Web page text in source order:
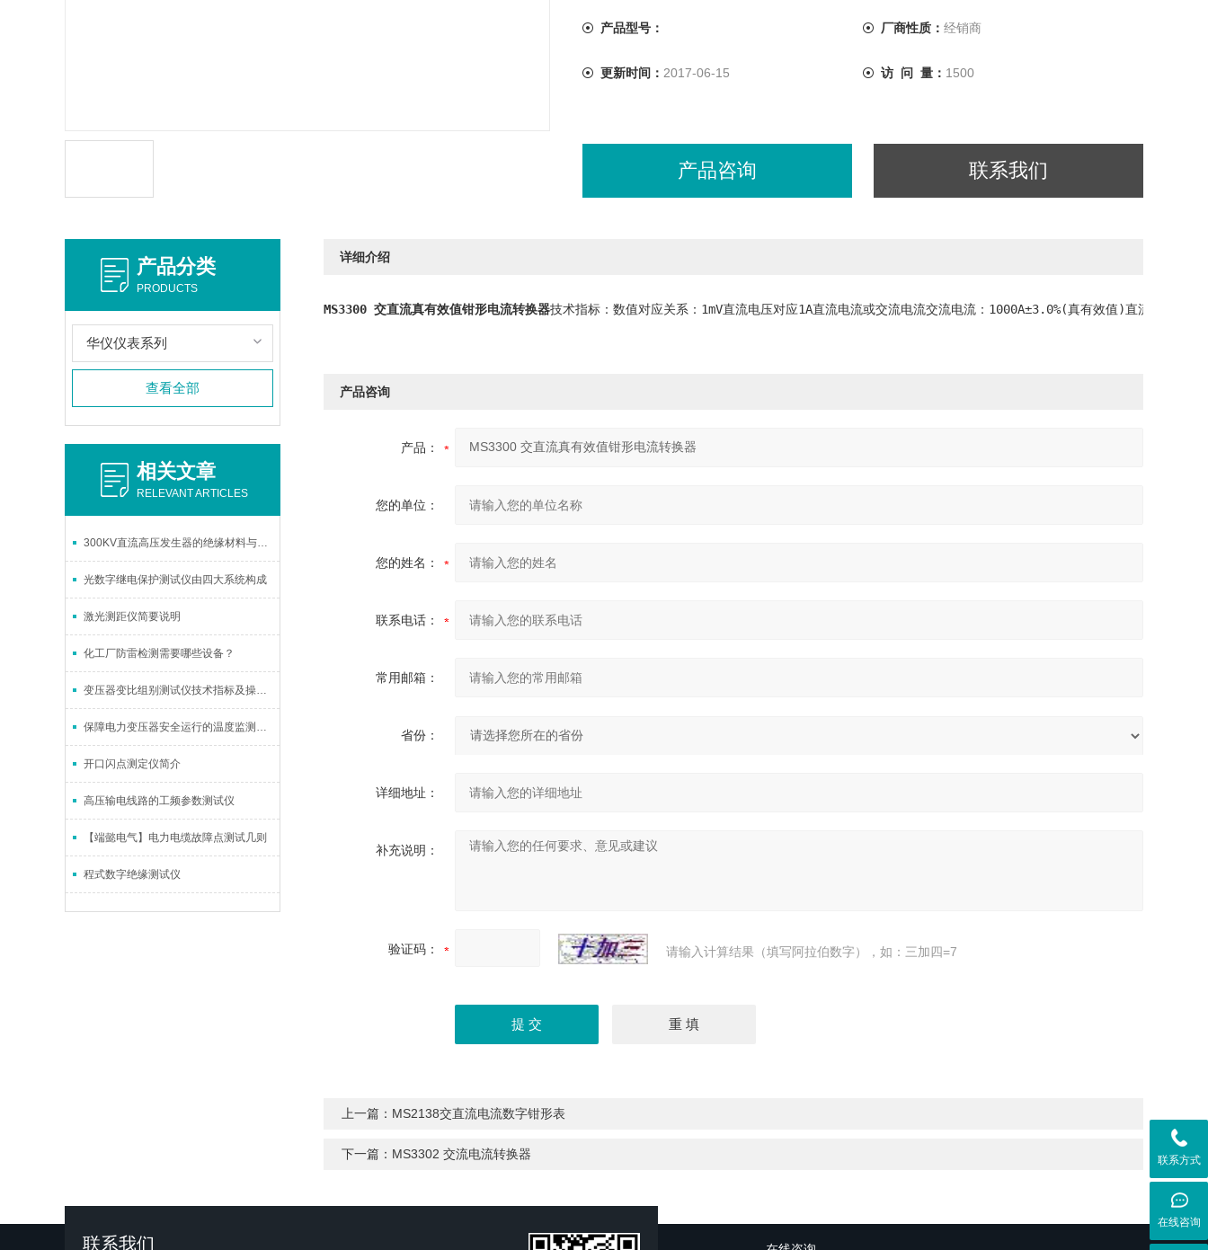
产品型号： 厂商性质： 经销商
更新时间： 2017-06-15 访 问 量： 1500
产品咨询 联系我们
产品分类
PRODUCTS
华仪仪表系列
查看全部
相关文章
RELEVANT ARTICLES
300KV直流高压发生器的绝缘材料与散热优化
光数字继电保护测试仪由四大系统构成
激光测距仪简要说明
化工厂防雷检测需要哪些设备？
变压器变比组别测试仪技术指标及操作注意事项
保障电力变压器安全运行的温度监测方法
开口闪点测定仪简介
高压输电线路的工频参数测试仪
【端懿电气】电力电缆故障点测试几则
程式数字绝缘测试仪
详细介绍
MS3300 交直流真有效值钳形电流转换器技术指标：数值对应关系：1mV直流电压对应1A直流电流或交流电流交流电流：1000A±3.0%(真有效值)直流电流：
产品咨询
产品：
您的单位：
您的姓名：
联系电话：
常用邮箱：
省份：
详细地址：
补充说明：
验证码： 请输入计算结果（填写阿拉伯数字），如：三加四=7
上一篇： MS2138交直流电流数字钳形表
下一篇： MS3302 交流电流转换器
联系我们
联系方式
在线咨询